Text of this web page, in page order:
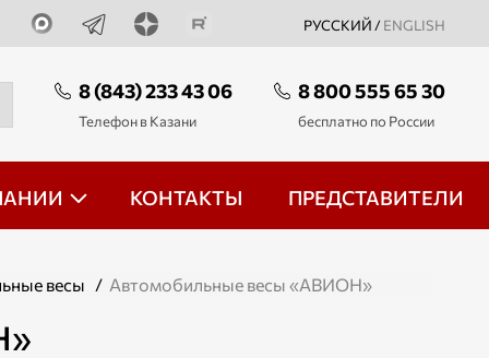
РУССКИЙ / ENGLISH
8 (843) 233 43 06
Телефон в Казани
8 800 555 65 30
бесплатно по России
КОНТАКТЫ ПРЕДСТАВИТЕЛИ
весы / Автомобильные весы «АВИОН»